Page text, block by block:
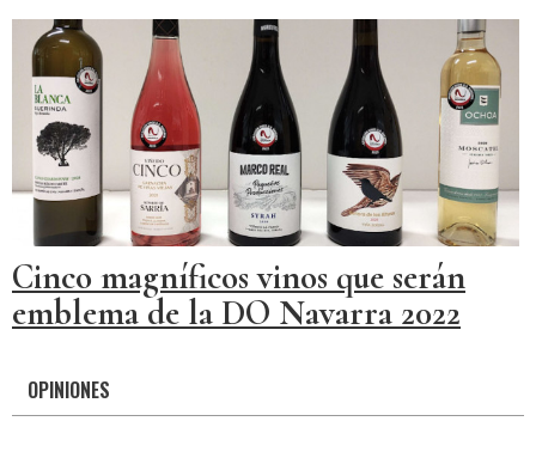
Cinco magníficos vinos que serán
emblema de la DO Navarra 2022
OPINIONES